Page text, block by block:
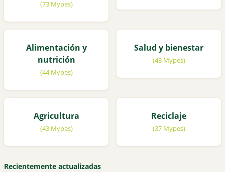
(73 Mypes)
Alimentación y
nutrición
(44 Mypes)
Salud y bienestar
(43 Mypes)
Agricultura
(43 Mypes)
Reciclaje
(37 Mypes)
Recientemente actualizadas